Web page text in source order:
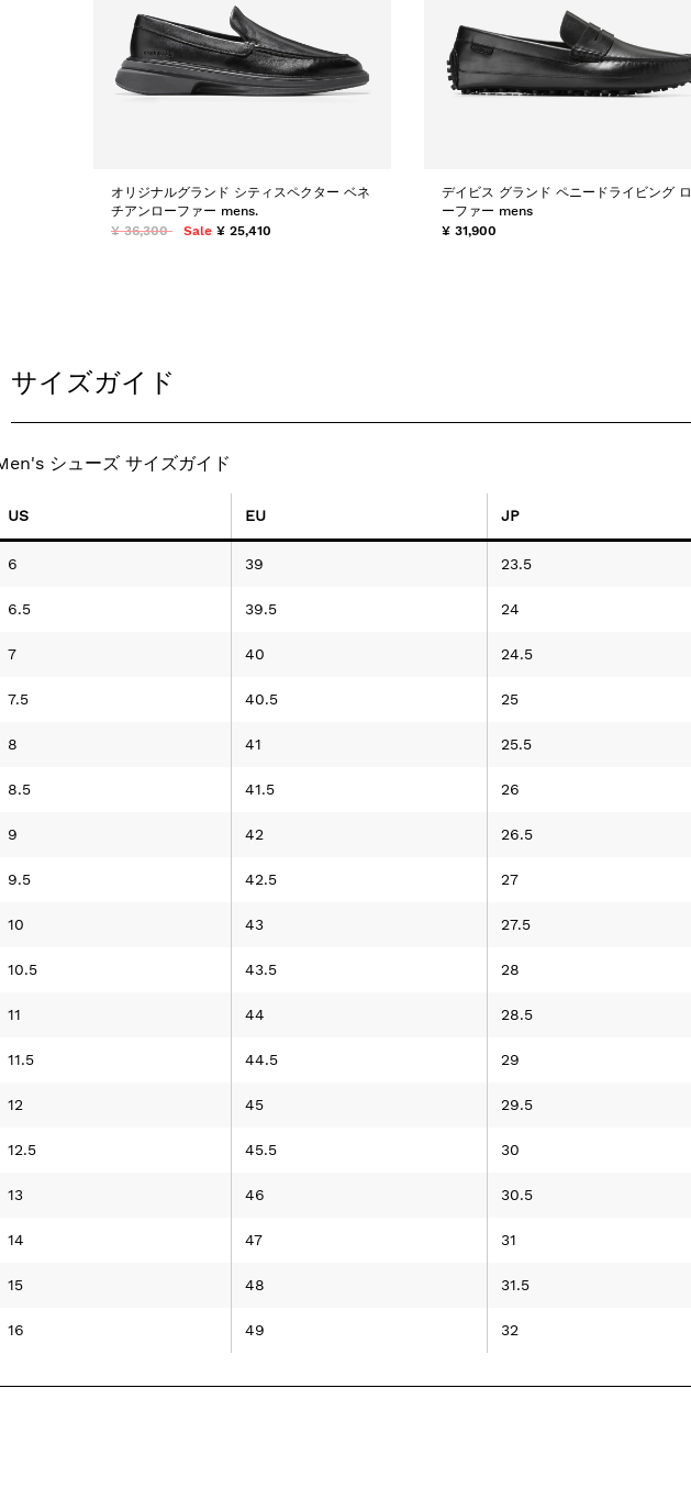
オリジナルグランド シティスペクター ベネ
チアンローファー mens.
¥ 36,300
Sale ¥ 25,410
デイビス グランド ペニードライビング ロ
ーファー mens
¥ 31,900
サイズガイド
シューズ サイズガイド
US EU JP
6 39 23.5
6.5 39.5 24
7 40 24.5
7.5 40.5 25
8 41 25.5
8.5 41.5 26
9 42 26.5
9.5 42.5 27
10 43 27.5
10.5 43.5 28
11 44 28.5
11.5 44.5 29
12 45 29.5
12.5 45.5 30
13 46 30.5
14 47 31
15 48 31.5
16 49 32